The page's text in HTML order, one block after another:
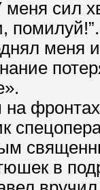
сил
помилуй!”.
меня
в